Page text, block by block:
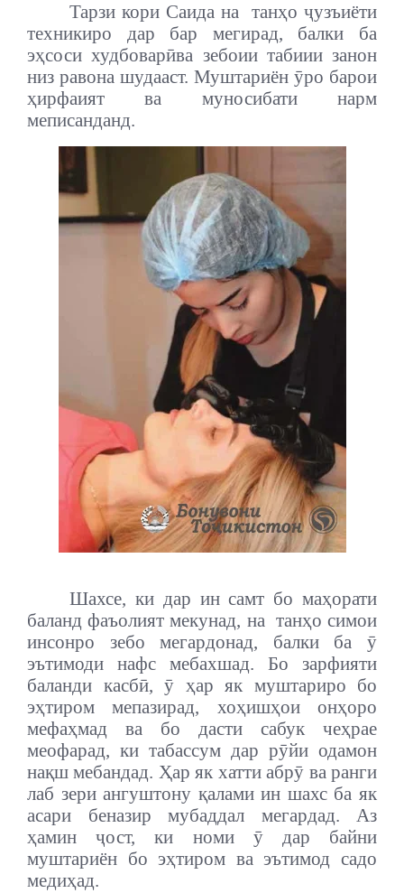
Тарзи кори Саида на танҳо ҷузъиёти
техникиро дар бар мегирад, балки ба
эҳсоси худбоварӣва зебоии табиии занон
низ равона шудааст. Муштариён ӯро барои
ҳирфаият ва муносибати нарм
меписанданд.
Шахсе, ки дар ин самт бо маҳорати
баланд фаъолият мекунад, на танҳо симои
инсонро зебо мегардонад, балки ба ӯ
эътимоди нафс мебахшад. Бо зарфияти
баланди касбӣ, ӯ ҳар як муштариро бо
эҳтиром мепазирад, хоҳишҳои онҳоро
мефаҳмад ва бо дасти сабук чеҳрае
меофарад, ки табассум дар рӯйи одамон
нақш мебандад. Ҳар як хатти абрӯ ва ранги
лаб зери ангуштону қалами ин шахс ба як
асари беназир мубаддал мегардад. Аз
ҳамин ҷост, ки номи ӯ дар байни
муштариён бо эҳтиром ва эътимод садо
медиҳад.